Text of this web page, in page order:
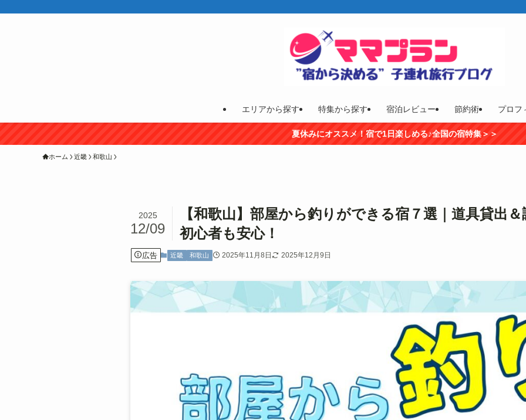
エリアから探す 特集から探す 宿泊レビュー 節約術 プロフ
夏休みにオススメ！宿で1日楽しめる♪全国の宿特集＞＞
ホーム 近畿 和歌山
【和歌山】部屋から釣りができる宿７選｜道具貸出
初心者も安心！
2025
12/09
広告 近畿 和歌山 2025年11月8日 2025年12月9日